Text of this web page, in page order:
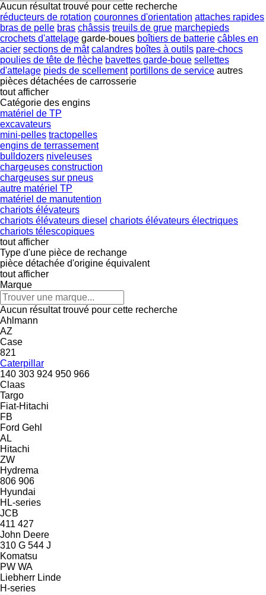
Aucun résultat trouvé pour cette recherche
réducteurs de rotation couronnes d'orientation attaches rapides
bras de pelle bras châssis treuils de grue marchepieds
crochets d'attelage garde-boues boîtiers de batterie câbles en
acier sections de mât calandres boîtes à outils pare-chocs
poulies de tête de flèche bavettes garde-boue sellettes
d'attelage pieds de scellement portillons de service autres
pièces détachées de carrosserie
tout afficher
Catégorie des engins
matériel de TP
excavateurs
mini-pelles tractopelles
engins de terrassement
bulldozers niveleuses
chargeuses construction
chargeuses sur pneus
autre matériel TP
matériel de manutention
chariots élévateurs
chariots élévateurs diesel chariots élévateurs électriques
chariots télescopiques
tout afficher
Type d'une pièce de rechange
pièce détachée d'origine équivalent
tout afficher
Marque
Aucun résultat trouvé pour cette recherche
Ahlmann
AZ
Case
821
Caterpillar
140 303 924 950 966
Claas
Targo
Fiat-Hitachi
FB
Ford Gehl
AL
Hitachi
ZW
Hydrema
806 906
Hyundai
HL-series
JCB
411 427
John Deere
310 G 544 J
Komatsu
PW WA
Liebherr Linde
H-series